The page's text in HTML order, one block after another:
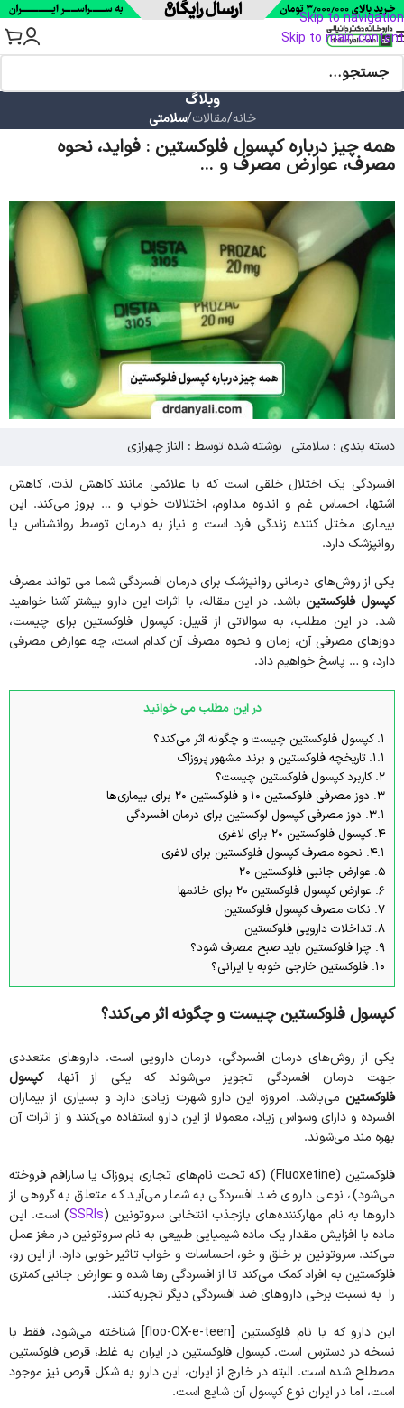
Skip to navigation
Skip to main content
وبلاگ
خانه/مقالات/سلامتی
همه چیز درباره کپسول فلوکستین : فواید، نحوه
مصرف، عوارض مصرف و …
دسته بندی : سلامتی نوشته شده توسط : الناز چهرازی
افسردگی یک اختلال خلقی است که با علائمی مانند کاهش لذت، کاهش
اشتها، احساس غم و اندوه مداوم، اختلالات خواب و … بروز می‌کند. این
بیماری مختل کننده زندگی فرد است و نیاز به درمان توسط روانشناس یا
روانپزشک دارد.
یکی از روش‌های درمانی روانپزشک برای درمان افسردگی شما می تواند مصرف
کپسول فلوکستین باشد. در این مقاله، با اثرات این دارو بیشتر آشنا خواهید
شد. در این مطلب، به سوالاتی از قبیل: کپسول فلوکستین برای چیست،
دوزهای مصرفی آن، زمان و نحوه مصرف آن کدام است، چه عوارض مصرفی
دارد، و … پاسخ خواهیم داد.
در این مطلب می خوانید
1. کپسول فلوکستین چیست و چگونه اثر می‌کند؟
1.1. تاریخچه فلوکستین و برند مشهور پروزاک
2. کاربرد کپسول فلوکستین چیست؟
3. دوز مصرفی فلوکستین ۱۰ و فلوکستین ۲۰ برای بیماری‌ها
3.1. دوز مصرفی کپسول لوکستین برای درمان افسردگی
4. کپسول فلوکستین ۲۰ برای لاغری
4.1. نحوه مصرف کپسول فلوکستین برای لاغری
5. عوارض جانبی فلوکستین 20
6. عوارض کپسول فلوکستین ۲۰ برای خانمها
7. نکات مصرف کپسول فلوکستین
8. تداخلات دارویی فلوکستین
9. چرا فلوکستین باید صبح مصرف شود؟
10. فلوکستین خارجی خوبه یا ایرانی؟
کپسول فلوکستین چیست و چگونه اثر می‌کند؟
یکی از روش‌های درمان افسردگی، درمان دارویی است. داروهای متعددی
جهت درمان افسردگی تجویز می‌شوند که یکی از آنها،کپسول
فلوکستین می‌باشد. امروزه این دارو شهرت زیادی دارد و بسیاری از بیماران
افسرده و دارای وسواس زیاد، معمولا از این دارو استفاده می‌کنند و از اثرات آن
بهره مند می‌شوند.
فلوکستین (Fluoxetine) (که تحت نام‌های تجاری پروزاک یا سارافم فروخته
می‌شود)، نوعی داروی ضد افسردگی به شمار می‌آید که متعلق به گروهی از
داروها به نام مهارکننده‌های بازجذب انتخابی سروتونین (SSRIs) است. این
ماده با افزایش مقدار یک ماده شیمیایی طبیعی به نام سروتونین در مغز عمل
می‌کند. سروتونین بر خلق و خو، احساسات و خواب تاثیر خوبی دارد. از این رو،
فلوکستین به افراد کمک می‌کند تا از افسردگی رها شده و عوارض جانبی کمتری
را به نسبت برخی داروهای ضد افسردگی دیگر تجربه کنند.
این دارو که با نام فلوکستین [floo-OX-e-teen] شناخته می‌شود، فقط با
نسخه در دسترس است. کپسول فلوکستین در ایران به غلط، قرص فلوکستین
مصطلح شده است. البته در خارج از ایران، این دارو به شکل قرص نیز موجود
است، اما در ایران نوع کپسول آن شایع است.